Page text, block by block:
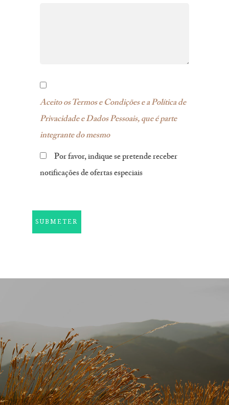
Aceito os Termos e Condições e a Política de
Privacidade e Dados Pessoais, que é parte
integrante do mesmo
Por favor, indique se pretende receber
notificações de ofertas especiais
SUBMETER